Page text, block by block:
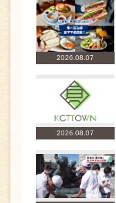
2026.08.07
2026.08.07